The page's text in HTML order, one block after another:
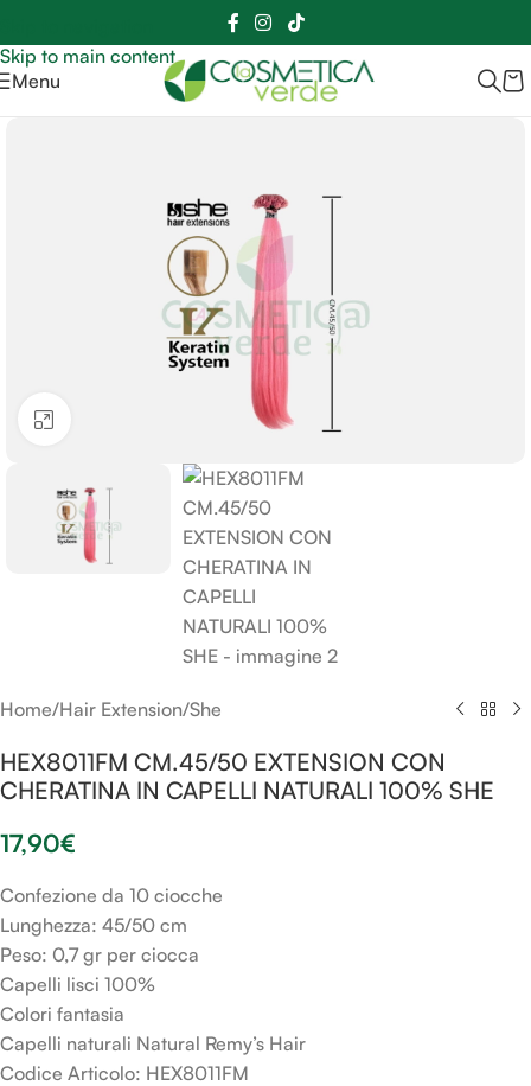
Skip to main content
Sei hai domande contattaci 📲3341056025 - 3886572748
Menu
Home/Hair Extension/She
HEX8011FM CM.45/50 EXTENSION CON
CHERATINA IN CAPELLI NATURALI 100% SHE
17,90€
Confezione da 10 ciocche
Lunghezza: 45/50 cm
Peso: 0,7 gr per ciocca
Capelli lisci 100%
Colori fantasia
Capelli naturali Natural Remy’s Hair
Codice Articolo: HEX8011FM